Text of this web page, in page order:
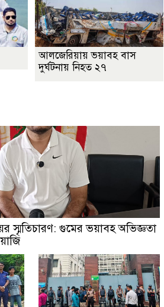
আলজেরিয়ায় ভয়াবহ বাস
দুর্ঘটনায় নিহত ২৭
স্মৃতিচারণ: গুমের ভয়াবহ অভিজ্ঞতা